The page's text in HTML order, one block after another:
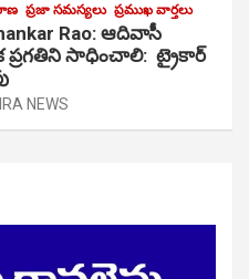
ప్రజా సమస్యలు ప్రముఖ వార్తలు
Rao: ఆదివాసీ
ప్రగతిని సాధించాలి: ట్రైకార్
NEWS